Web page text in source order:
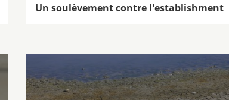
Un soulèvement contre l'establishment